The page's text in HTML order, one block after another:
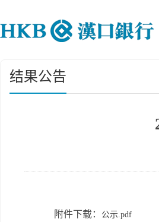
结果公告
附件下载： 公示.pdf